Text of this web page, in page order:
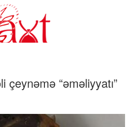
çeynəmə “əməliyyatı”